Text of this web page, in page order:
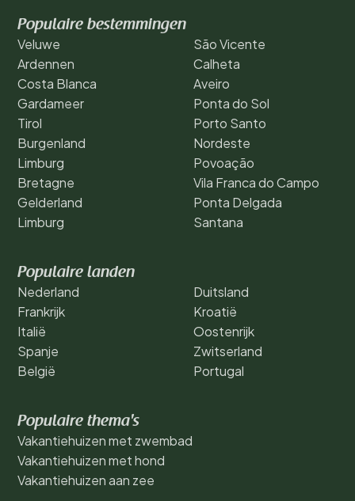
Populaire bestemmingen
Veluwe
Ardennen
Costa Blanca
Gardameer
Tirol
Burgenland
Limburg
Bretagne
Gelderland
Limburg
São Vicente
Calheta
Aveiro
Ponta do Sol
Porto Santo
Nordeste
Povoação
Vila Franca do Campo
Ponta Delgada
Santana
Populaire landen
Nederland
Frankrijk
Italië
Spanje
België
Duitsland
Kroatië
Oostenrijk
Zwitserland
Portugal
Populaire thema's
Vakantiehuizen met zwembad
Vakantiehuizen met hond
Vakantiehuizen aan zee